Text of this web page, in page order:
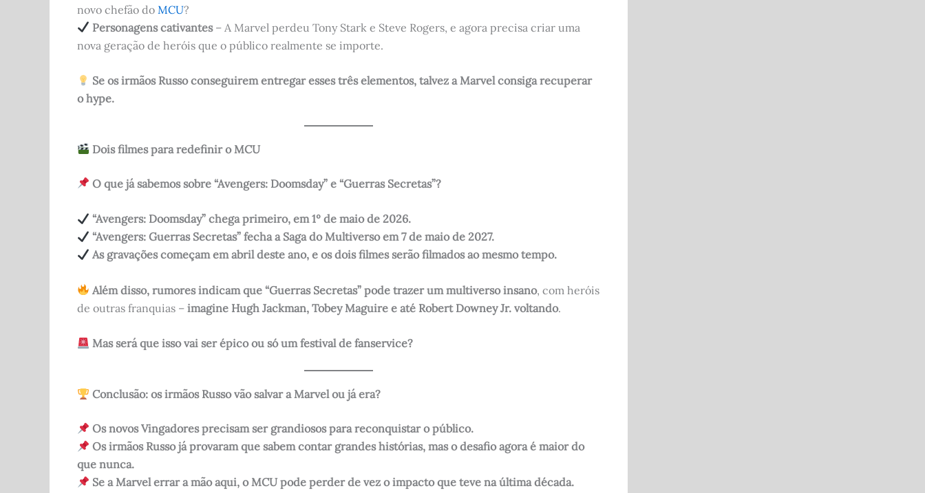
novo chefão do MCU?
Personagens cativantes– A Marvel perdeu Tony Stark e Steve Rogers, e agora precisa criar uma
nova geração de heróis que o público realmente se importe.
Se os irmãos Russo conseguirem entregar esses três elementos, talvez a Marvel consiga recuperar
o hype.
Dois filmes para redefinir o MCU
O que já sabemos sobre “Avengers: Doomsday” e “Guerras Secretas”?
“Avengers: Doomsday” chega primeiro, em 1º de maio de 2026.
“Avengers: Guerras Secretas” fecha a Saga do Multiverso em 7 de maio de 2027.
As gravações começam em abril deste ano, e os dois filmes serão filmados ao mesmo tempo.
Além disso, rumores indicam que “Guerras Secretas” pode trazer um multiverso insano, com heróis
de outras franquias – imagine Hugh Jackman, Tobey Maguire e até Robert Downey Jr. voltando.
Mas será que isso vai ser épico ou só um festival de fanservice?
Conclusão: os irmãos Russo vão salvar a Marvel ou já era?
Os novos Vingadores precisam ser grandiosos para reconquistar o público.
Os irmãos Russo já provaram que sabem contar grandes histórias, mas o desafio agora é maior do
que nunca.
Se a Marvel errar a mão aqui, o MCU pode perder de vez o impacto que teve na última década.